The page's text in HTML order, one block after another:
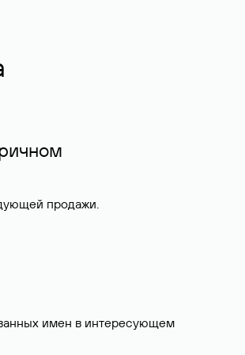
продажи.
имен в интересующем